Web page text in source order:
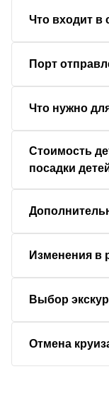
Что входит в
Порт
Что нужно
Стоимость
посадки
Изменения в
Выбор
Отмена